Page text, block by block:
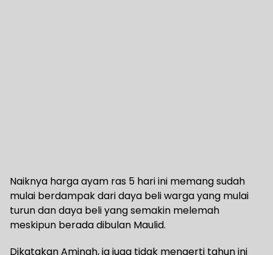
Naiknya harga ayam ras 5 hari ini memang sudah
mulai berdampak dari daya beli warga yang mulai
turun dan daya beli yang semakin melemah
meskipun berada dibulan Maulid.
Dikatakan Aminah, ia juga tidak mengerti tahun ini